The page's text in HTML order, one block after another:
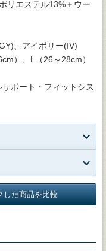
リエステル13%＋ウー
、アイボリー(IV)
）、L（26～28cm）
ポート・フィットシス
した商品を比較